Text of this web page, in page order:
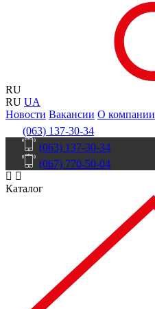
RU
RU UA
Новости Вакансии О компании
(063) 137-30-34
(063) 137-30-34
(067) 770-50-04
Каталог